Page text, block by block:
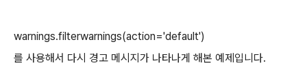
warnings.filterwarnings(action='default')
를 사용해서 다시 경고 메시지가 나타나게 해본 예제입니다.